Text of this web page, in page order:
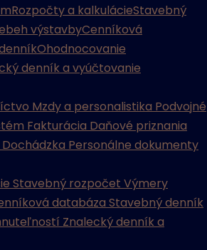
Rozpočty a kalkulácieStavebný
výstavbyCenníková
Ohodnocovanie
denník a vyúčtovanie
Mzdy a personalistika Podvojné
Fakturácia Daňové priznania
Dochádzka Personálne dokumenty
Stavebný rozpočet Výmery
databáza Stavebný denník
Znalecký denník a